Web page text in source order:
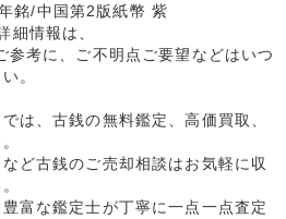
銘/中国第2版紙幣 紫
情報は、
参考に、ご不明点ご要望などはいつ
。
は、古銭の無料鑑定、高価買取、
ど古銭のご売却相談はお気軽に収
富な鑑定士が丁寧に一点一点査定